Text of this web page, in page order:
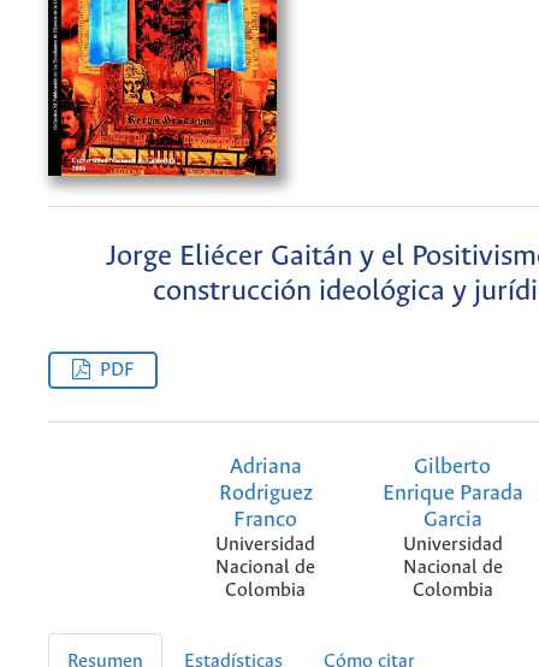
Jorge Eliécer Gaitán y el
construcción ideológica y
PDF
Adriana
Rodriguez
Franco
Universidad
Nacional de
Colombia
Gilberto
Enrique Parada
Garcia
Universidad
Nacional de
Colombia
Resumen Estadísticas Cómo citar